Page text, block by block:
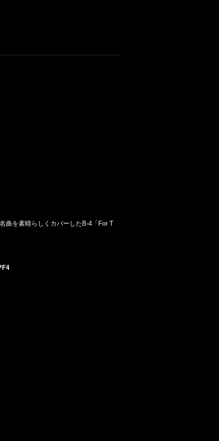
曲を素晴らしくカバーしたB-4「For T